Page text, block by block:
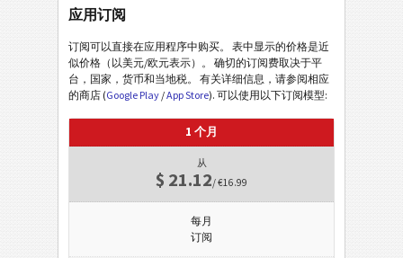
应用订阅
订阅可以直接在应用程序中购买。 表中显示的价格是近
似价格（以美元/欧元表示）。 确切的订阅费取决于平
台，国家，货币和当地税。 有关详细信息，请参阅相应
的商店 (Google Play /App Store). 可以使用以下订阅模型:
1 个月
从
$ 21.12/ €16.99
每月
订阅